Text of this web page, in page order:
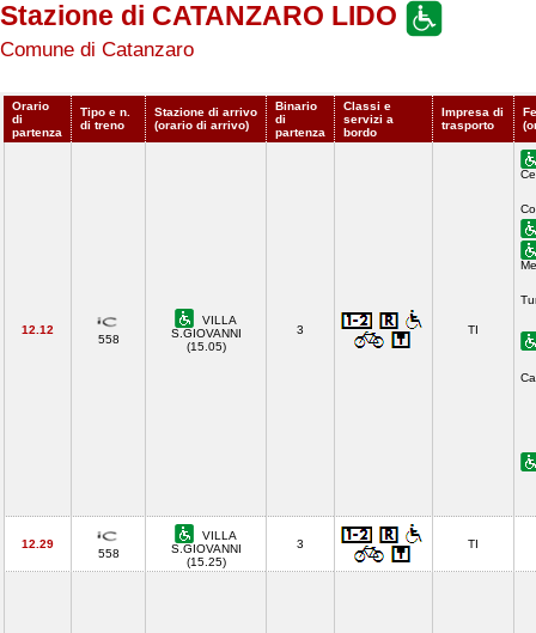
Stazione di CATANZARO LIDO
Comune di Catanzaro
Orario
di
partenza
Tipo e n.
di treno
Stazione di arrivo
(orario di arrivo)
Binario
di
partenza
Classi e
servizi a
bordo
Impresa di
trasporto
12.12
558
VILLA
S.GIOVANNI
(15.05)
3 TI
12.29
558
VILLA
S.GIOVANNI
(15.25)
3 TI